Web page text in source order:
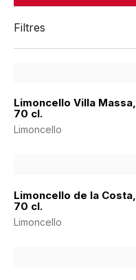
Filtres
Limoncello Villa Massa,
70 cl.
Limoncello
Limoncello de la Costa,
70 cl.
Limoncello